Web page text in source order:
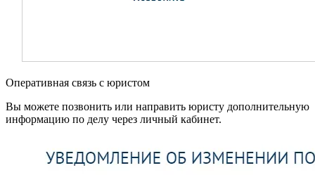
Оперативная связь с юристом
Вы можете позвонить или направить юристу дополнительную
информацию по делу через личный кабинет.